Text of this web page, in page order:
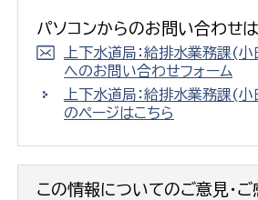
パソコンからのお問い合わせ
上下水道局：給排水業務課(
へのお問い合わせフォーム
上下水道局：給排水業務課(
のページはこちら
この情報についてのご意見・